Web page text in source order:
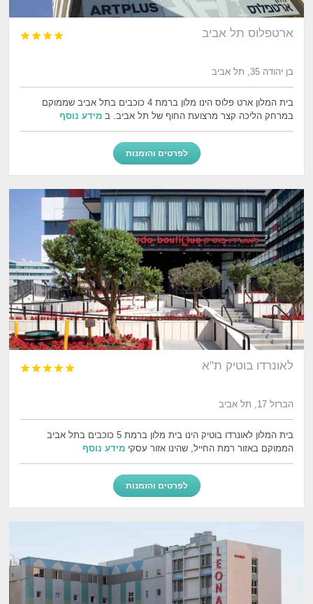
ארטפלוס תל אביב 



בן יהודה 35, תל אביב
בית המלון ארט פלוס הינו מלון ברמת 4 כוכבים בתל אביב שממוקם
במרחק הליכה קצר מרצועת החוף של תל אביב. במידע נוסף
לפרטים והזמנות
לאונרדו בוטיק ת"א 




הברזל 17, תל אביב
בית המלון לאונרדו בוטיק הינו בית מלון ברמת 5 כוכבים בתל אביב
הממוקם באזור רמת החייל, שהינו אזור עסקימידע נוסף
לפרטים והזמנות